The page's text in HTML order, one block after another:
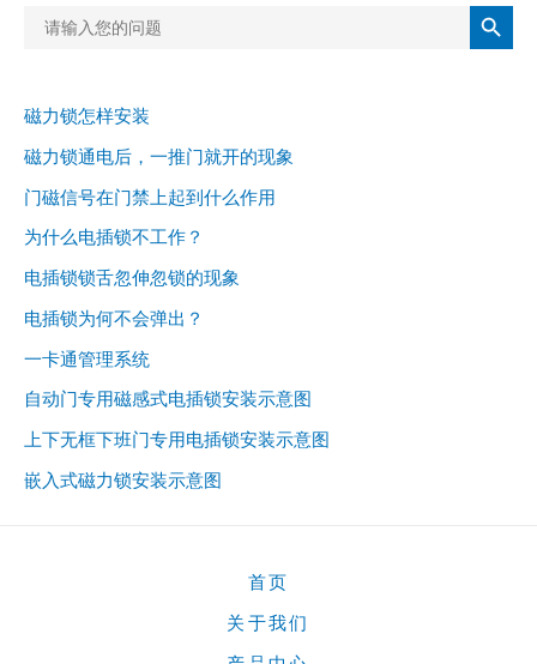
for:
搜索按钮
磁力锁怎样安装
磁力锁通电后，一推门就开的现象
门磁信号在门禁上起到什么作用
为什么电插锁不工作？
电插锁锁舌忽伸忽锁的现象
电插锁为何不会弹出？
一卡通管理系统
自动门专用磁感式电插锁安装示意图
上下无框下班门专用电插锁安装示意图
嵌入式磁力锁安装示意图
首页
关于我们